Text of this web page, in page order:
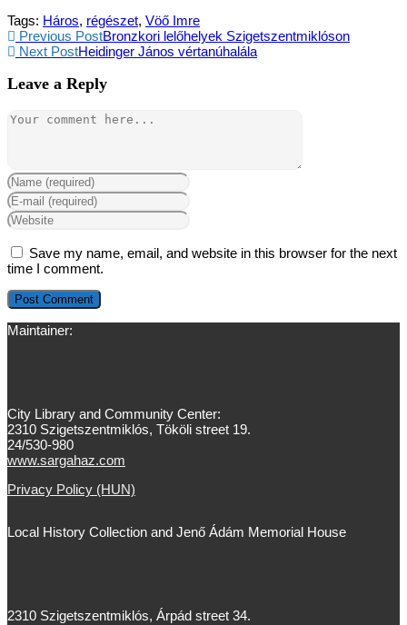
Tags: Háros, régészet, Vöő Imre
Previous PostBronzkori lelőhelyek Szigetszentmiklóson
Next PostHeidinger János vértanúhalála
Leave a Reply
Save my name, email, and website in this browser for the next
time I comment.
Maintainer:
City Library and Community Center:
2310 Szigetszentmiklós, Tököli street 19.
24/530-980
www.sargahaz.com
Privacy Policy (HUN)
Local History Collection and Jenő Ádám Memorial House
2310 Szigetszentmiklós, Árpád street 34.